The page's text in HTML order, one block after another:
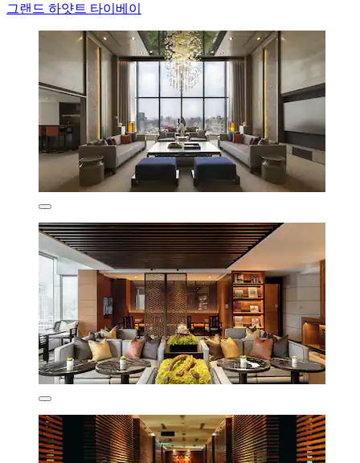
그랜드 하얏트 타이베이